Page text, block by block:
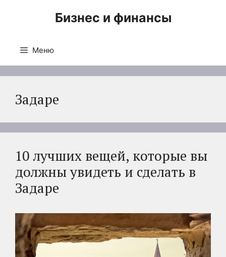
Бизнес и финансы
Меню
Задаре
10 лучших вещей, которые вы
должны увидеть и сделать в
Задаре